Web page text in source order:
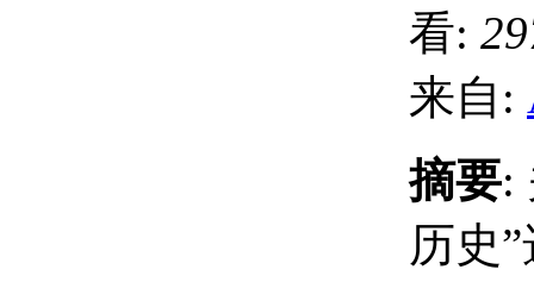
看:
来自:
摘要:
历史